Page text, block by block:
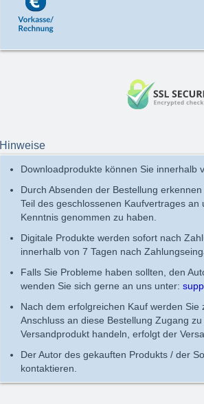
Hinweise
Downloadprodukte können Sie
Durch Absenden der Bestellung
Teil des geschlossenen Kaufvertrages
Kenntnis genommen zu haben.
Digitale Produkte werden sofort nach
innerhalb von 7 Tagen nach
Falls Sie Probleme haben sollten, den
wenden Sie sich gerne an uns unter:
Nach dem erfolgreichen Kauf werden
Anschluss an diese Bestellung Zugang
Versandprodukt handeln, erfolgt der
Der Autor des gekauften Produkts / der
kontaktieren.